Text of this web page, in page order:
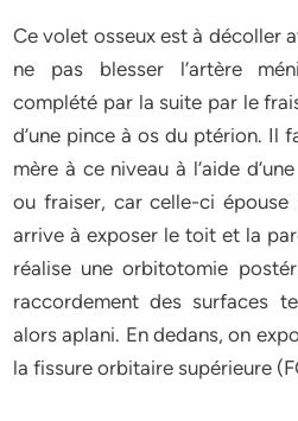
Ce volet osseux est à décoller
ne pas blesser l’artère
complété par la suite par le
d’une pince à os du ptérion. Il
mère à ce niveau à l’aide
ou fraiser, car celle-ci épouse
arrive à exposer le toit et la
réalise une orbitotomie
raccordement des surfaces
alors aplani. En dedans, on
la fissure orbitaire supérieure